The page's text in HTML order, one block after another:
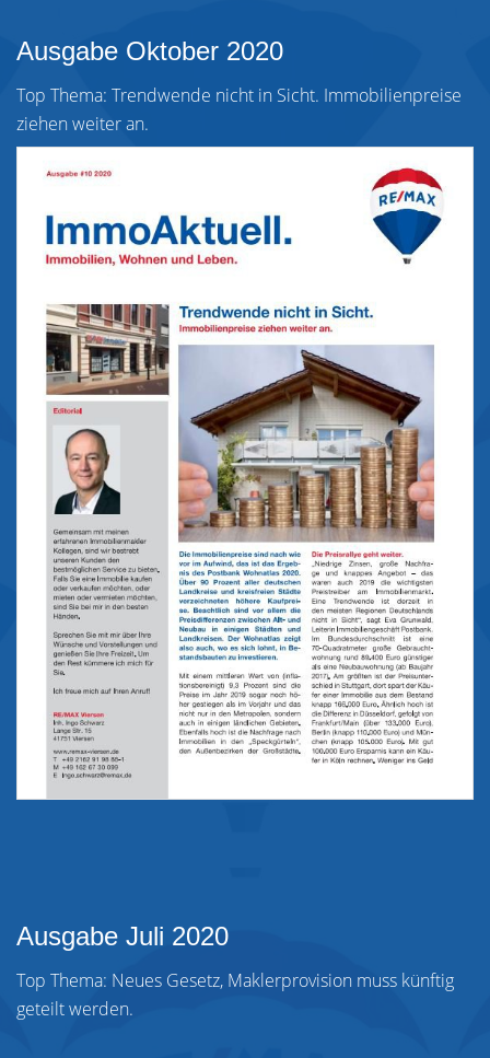
Ausgabe Oktober 2020
Top Thema: Trendwende nicht in Sicht. Immobilienpreise
ziehen weiter an.
Ausgabe Juli 2020
Top Thema: Neues Gesetz, Maklerprovision muss künftig
geteilt werden.